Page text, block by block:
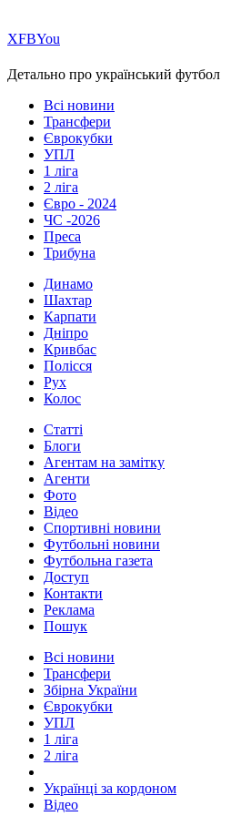
ХFBYou
Детально про український футбол
Всі новини
Трансфери
Єврокубки
УПЛ
1 ліга
2 ліга
Євро - 2024
ЧС -2026
Преса
Трибуна
Динамо
Шахтар
Карпати
Дніпро
Кривбас
Полісся
Рух
Колос
Статті
Блоги
Агентам на замітку
Агенти
Фото
Відео
Спортивні новини
Футбольні новини
Футбольна газета
Доступ
Контакти
Реклама
Пошук
Всі новини
Трансфери
Збірна України
Єврокубки
УПЛ
1 ліга
2 ліга
Українці за кордоном
Відео